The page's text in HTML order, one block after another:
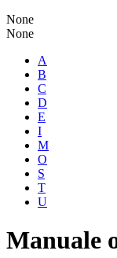
None
None
A
B
C
D
E
I
M
O
S
T
U
Manuale